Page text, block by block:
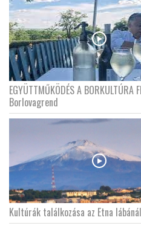
EGYÜTTMŰKÖDÉS A BORKULTÚRA
Borlovagrend
Kultúrák találkozása az Etna lábánál